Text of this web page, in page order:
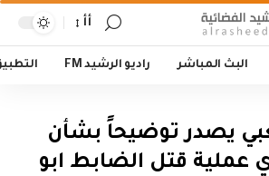
أأ
البث المباشر راديو الرشيد FM
يصدر توضيحاً بشأن
عملية قتل الضابط ابو